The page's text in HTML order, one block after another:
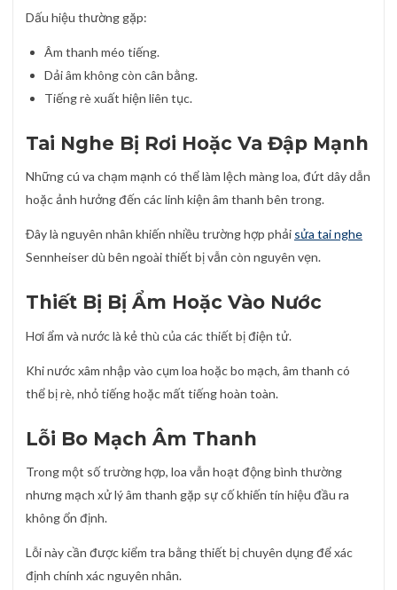
Dấu hiệu thường gặp:
Âm thanh méo tiếng.
Dải âm không còn cân bằng.
Tiếng rè xuất hiện liên tục.
Tai Nghe Bị Rơi Hoặc Va Đập Mạnh
Những cú va chạm mạnh có thể làm lệch màng loa, đứt dây dẫn
hoặc ảnh hưởng đến các linh kiện âm thanh bên trong.
Đây là nguyên nhân khiến nhiều trường hợp phải sửa tai nghe
Sennheiser dù bên ngoài thiết bị vẫn còn nguyên vẹn.
Thiết Bị Bị Ẩm Hoặc Vào Nước
Hơi ẩm và nước là kẻ thù của các thiết bị điện tử.
Khi nước xâm nhập vào cụm loa hoặc bo mạch, âm thanh có
thể bị rè, nhỏ tiếng hoặc mất tiếng hoàn toàn.
Lỗi Bo Mạch Âm Thanh
Trong một số trường hợp, loa vẫn hoạt động bình thường
nhưng mạch xử lý âm thanh gặp sự cố khiến tín hiệu đầu ra
không ổn định.
Lỗi này cần được kiểm tra bằng thiết bị chuyên dụng để xác
định chính xác nguyên nhân.